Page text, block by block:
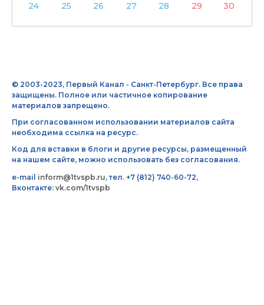
24
25 26 27 28 29 30
© 2003-2023, Первый Канал - Санкт-Петербург. Все права
защищены. Полное или частичное копирование
материалов запрещено.
При согласованном использовании материалов сайта
необходима ссылка на ресурс.
Код для вставки в блоги и другие ресурсы, размещенный
на нашем сайте, можно использовать без согласования.
e-mail inform@1tvspb.ru, тел. +7 (812) 740-60-72,
Вконтакте: vk.com/1tvspb